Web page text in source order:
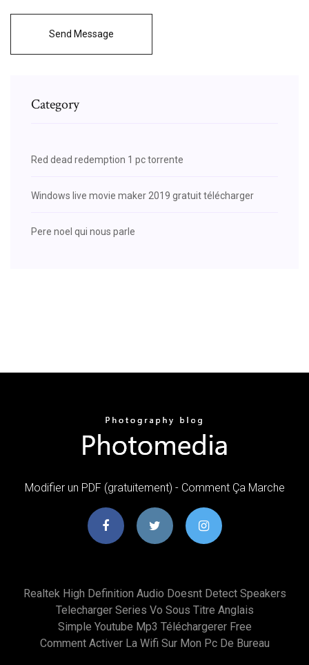
Send Message
Category
Red dead redemption 1 pc torrente
Windows live movie maker 2019 gratuit télécharger
Pere noel qui nous parle
Modifier un PDF (gratuitement) - Comment Ça Marche
Realtek High Definition Audio Doesnt Detect Speakers
Telecharger Series Vo Sous Titre Anglais
Simple Youtube Mp3 Téléchargerer Free
Comment Activer La Wifi Sur Mon Pc De Bureau